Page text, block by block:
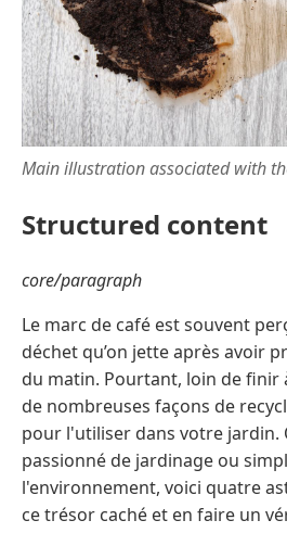
Main illustration associated with
Structured content
core/paragraph
Le marc de café est souvent
déchet qu’on jette après avoir
du matin. Pourtant, loin de finir
de nombreuses façons de
pour l'utiliser dans votre jardin.
passionné de jardinage ou
l'environnement, voici quatre
ce trésor caché et en faire un